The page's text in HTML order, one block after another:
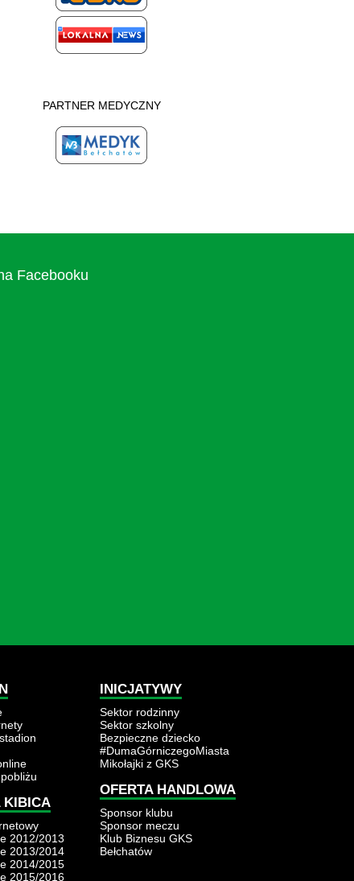
PARTNER MEDYCZNY
Facebooku
KIBICA
2012/2013
2013/2014
2014/2015
2015/2016
INICJATYWY
Sektor rodzinny
Sektor szkolny
Bezpieczne dziecko
#DumaGórniczegoMiasta
Mikołajki z GKS
OFERTA HANDLOWA
Sponsor klubu
Sponsor meczu
Klub Biznesu GKS
Bełchatów